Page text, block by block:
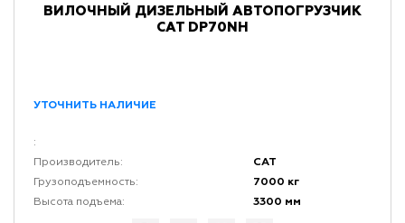
ВИЛОЧНЫЙ ДИЗЕЛЬНЫЙ АВТОПОГРУЗЧИК
CAT DP70NH
УТОЧНИТЬ НАЛИЧИЕ
:
Производитель:
CAT
Грузоподъемность: 7000 кг
Высота подъема: 3300 мм